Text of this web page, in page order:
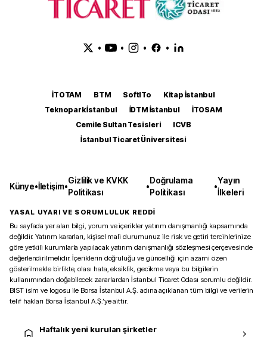
• • • •
İTOTAM BTM SoftITo
Kitap İstanbul
Teknopark İstanbul
İDTM İstanbul
İTOSAM
Cemile Sultan Tesisleri
ICVB
İstanbul Ticaret Üniversitesi
Künye•İletişim•
Gizlilik ve KVKK
Politikası
•
Doğrulama
Politikası
•
Yayın
İlkeleri
YASAL UYARI VE SORUMLULUK REDDİ
Bu sayfada yer alan bilgi, yorum ve içerikler yatırım danışmanlığı kapsamında
değildir. Yatırım kararları, kişisel mali durumunuz ile risk ve getiri tercihlerinize
göre yetkili kurumlarla yapılacak yatırım danışmanlığı sözleşmesi çerçevesinde
değerlendirilmelidir. İçeriklerin doğruluğu ve güncelliği için azami özen
gösterilmekle birlikte, olası hata, eksiklik, gecikme veya bu bilgilerin
kullanımından doğabilecek zararlardan İstanbul Ticaret Odası sorumlu değildir.
BIST isim ve logosu ile Borsa İstanbul A.Ş. adına açıklanan tüm bilgi ve verilerin
telif hakları Borsa İstanbul A.Ş.’ye aittir.
Haftalık yeni kurulan şirketler